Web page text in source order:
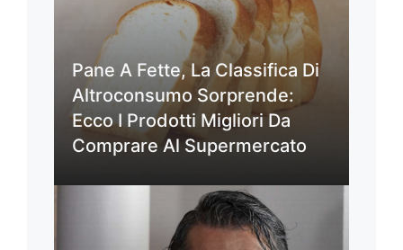
Pane A Fette, La Classifica Di
Altroconsumo Sorprende:
Ecco I Prodotti Migliori Da
Comprare Al Supermercato